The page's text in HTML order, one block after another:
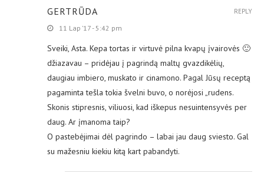
GERTRŪDA
11 Lap ’17 - 5:42 pm
Sveiki, Asta. Kepa tortas ir virtuvė pilna kvapų įvairovės 🙂
džiazavau – pridėjau į pagrindą maltų gvazdikėlių,
daugiau imbiero, muskato ir cinamono. Pagal Jūsų receptą
pagaminta tešla tokia švelni buvo, o norėjosi „rudens.
Skonis stipresnis, viliuosi, kad iškepus nesuintensyvės per
daug. Ar įmanoma taip?
O pastebėjimai dėl pagrindo – labai jau daug sviesto. Gal
su mažesniu kiekiu kitą kart pabandyti.
REPLY